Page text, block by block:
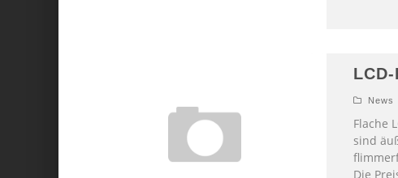
News
Flache
sind
Die